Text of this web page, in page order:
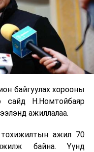
байгуулах хорооны
Н.Номтойбаяр
ажиллалаа.
тохижилтын ажил 70
байна. Үүнд